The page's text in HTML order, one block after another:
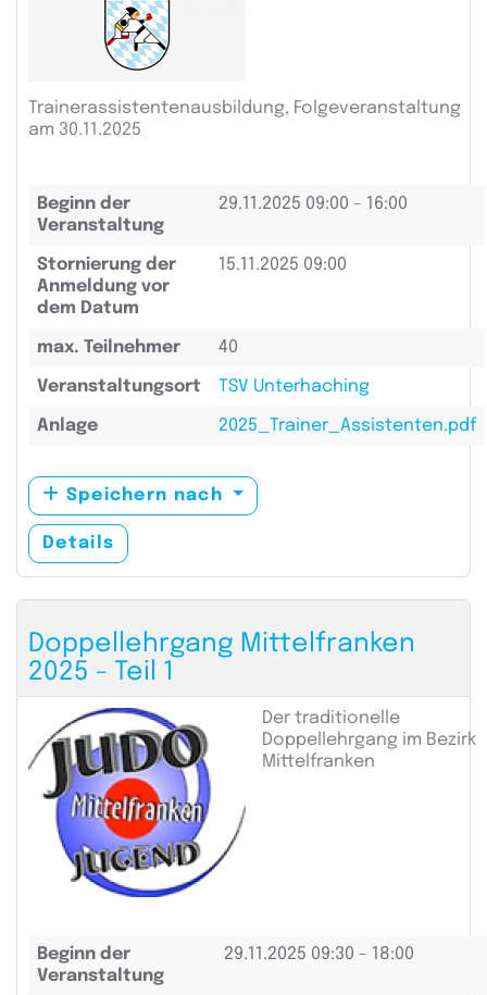
Trainerassistentenausbildung, Folgeveranstaltung
am 30.11.2025
Beginn der
Veranstaltung
29.11.2025 09:00 - 16:00
Stornierung der
Anmeldung vor
dem Datum
15.11.2025 09:00
max. Teilnehmer 40
Veranstaltungsort TSV Unterhaching
Anlage 2025_Trainer_Assistenten.pdf
Speichern nach
Details
Doppellehrgang Mittelfranken
2025 - Teil 1
Der traditionelle
Doppellehrgang im Bezirk
Mittelfranken
Beginn der
Veranstaltung
29.11.2025 09:30 - 18:00